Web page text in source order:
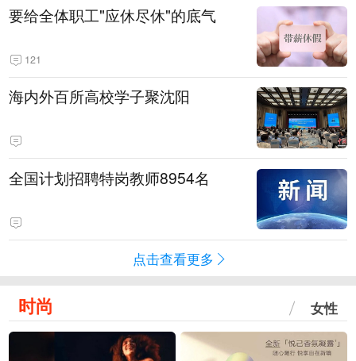
要给全体职工"应休尽休"的底气
121
海内外百所高校学子聚沈阳
全国计划招聘特岗教师8954名
点击查看更多
时尚 女性